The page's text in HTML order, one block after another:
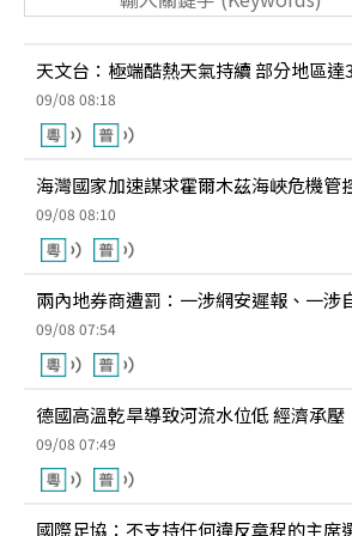
天文台：極端酷熱天氣持續 部分地區達
09/08 08:18
海灣國家加速謀求霍爾木茲海峽危機管
09/08 08:10
兩內地券商遭罰：一涉網安遲報、一涉
09/08 07:54
德國高溫乾旱導致河流水位低 經濟承壓
09/08 07:49
國際足協：不支持任何違反章程的主席